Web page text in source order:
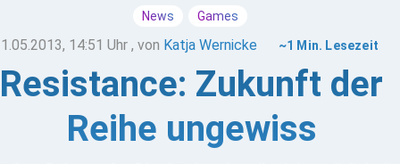
News Games
14:51 Uhr , von Katja Wernicke ~1 Min. Lesezeit
Resistance: Zukunft der
Reihe ungewiss